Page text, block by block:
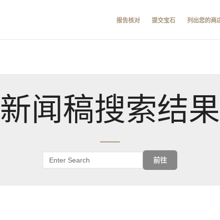
报告核对 提交宝石 列出您的商
新闻稿搜索结果
前往